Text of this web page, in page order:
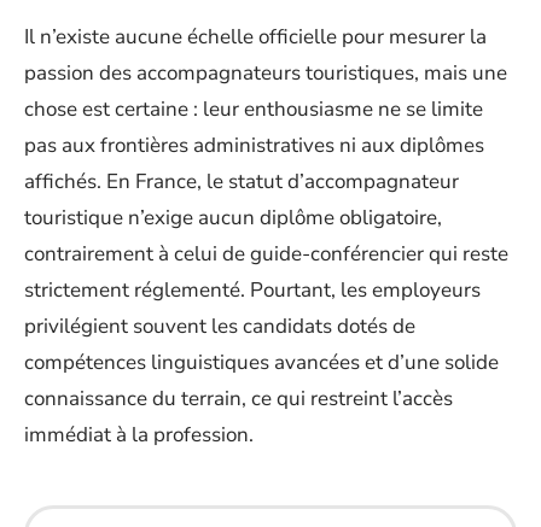
Il n’existe aucune échelle officielle pour mesurer la
passion des accompagnateurs touristiques, mais une
chose est certaine : leur enthousiasme ne se limite
pas aux frontières administratives ni aux diplômes
affichés. En France, le statut d’accompagnateur
touristique n’exige aucun diplôme obligatoire,
contrairement à celui de guide-conférencier qui reste
strictement réglementé. Pourtant, les employeurs
privilégient souvent les candidats dotés de
compétences linguistiques avancées et d’une solide
connaissance du terrain, ce qui restreint l’accès
immédiat à la profession.